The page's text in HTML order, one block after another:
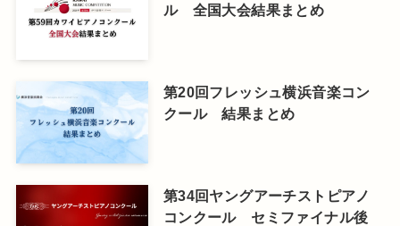
ル 全国大会結果まとめ
第20回フレッシュ横浜音楽コン
クール 結果まとめ
第34回ヤングアーチストピアノ
コンクール セミファイナル後